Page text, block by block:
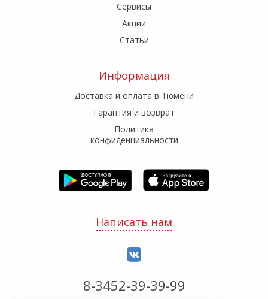
Сервисы
Акции
Статьи
Информация
Доставка и оплата в Тюмени
Гарантия и возврат
Политика
конфиденциальности
Написать нам
8-3452-39-39-99